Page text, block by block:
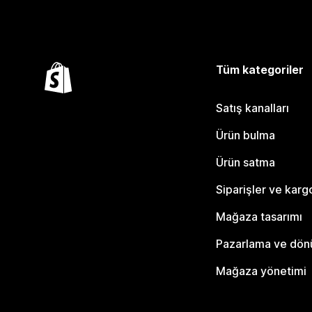
Tüm kategoriler
Satış kanalları
Ürün bulma
Ürün satma
Siparişler ve
Mağaza tasarımı
Pazarlama ve
Mağaza yönetimi